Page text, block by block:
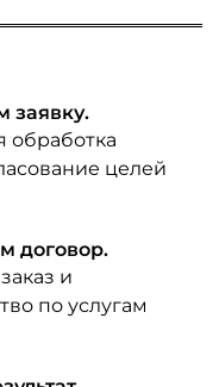
заявку.
обработка
целей
договор.
и
по услугам